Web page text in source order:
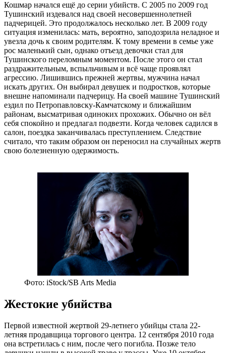
Кошмар начался ещё до серии убийств. С 2005 по 2009 год
Тушинский издевался над своей несовершеннолетней
падчерицей. Это продолжалось несколько лет. В 2009 году
ситуация изменилась: мать, вероятно, заподозрила неладное и
увезла дочь к своим родителям. К тому времени в семье уже
рос маленький сын, однако отъезд девочки стал для
Тушинского переломным моментом. После этого он стал
раздражительным, вспыльчивым и всё чаще проявлял
агрессию. Лишившись прежней жертвы, мужчина начал
искать других. Он выбирал девушек и подростков, которые
внешне напоминали падчерицу. На своей машине Тушинский
ездил по Петропавловску-Камчатскому и ближайшим
районам, высматривая одиноких прохожих. Обычно он вёл
себя спокойно и предлагал подвезти. Когда человек садился в
салон, поездка заканчивалась преступлением. Следствие
считало, что таким образом он переносил на случайных жертв
свою болезненную одержимость.
Фото: iStock/SB Arts Media
Жестокие убийства
Первой известной жертвой 29-летнего убийцы стала 22-
летняя продавщица торгового центра. 12 сентября 2010 года
она встретилась с ним, после чего погибла. Позже тело